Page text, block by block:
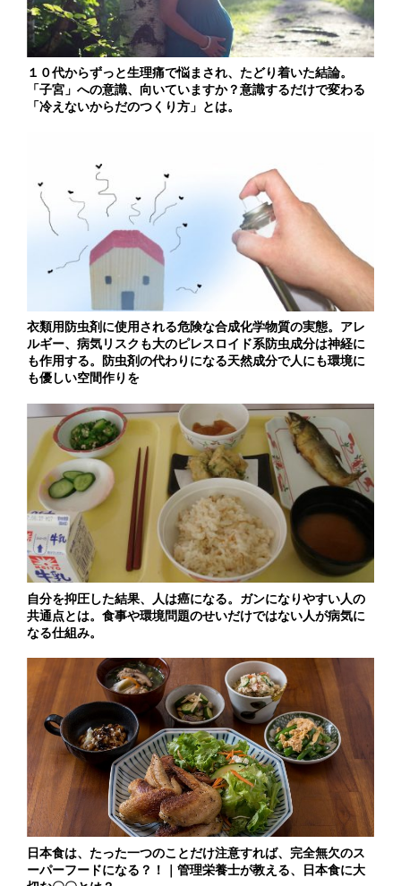
１０代からずっと生理痛で悩まされ、たどり着いた結論。
「子宮」への意識、向いていますか？意識するだけで変わる
「冷えないからだのつくり方」とは。
衣類用防虫剤に使用される危険な合成化学物質の実態。アレ
ルギー、病気リスクも大のピレスロイド系防虫成分は神経に
も作用する。防虫剤の代わりになる天然成分で人にも環境に
も優しい空間作りを
自分を抑圧した結果、人は癌になる。ガンになりやすい人の
共通点とは。食事や環境問題のせいだけではない人が病気に
なる仕組み。
日本食は、たった一つのことだけ注意すれば、完全無欠のス
ーパーフードになる？！｜管理栄養士が教える、日本食に大